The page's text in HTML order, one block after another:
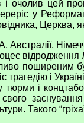
очолив цей
у
Церква,
поширеним
і
і
заснування
Такого